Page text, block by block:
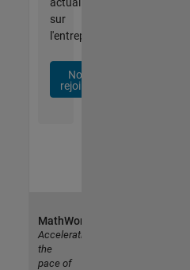
sur
l'entreprise.
Nous
rejoindre
MathWorks
Accelerating
the
pace of